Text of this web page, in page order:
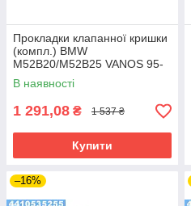
Прокладки клапанної кришки
(компл.) BMW
M52B20/M52B25 VANOS 95-
(вир-во Elring)
В наявності
1 291,08 ₴ 1 537 ₴
Купити
–16%